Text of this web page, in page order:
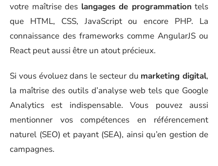
votre maîtrise des langages de programmation tels
que HTML, CSS, JavaScript ou encore PHP. La
connaissance des frameworks comme AngularJS ou
React peut aussi être un atout précieux.
Si vous évoluez dans le secteur du marketing digital,
la maîtrise des outils d’analyse web tels que Google
Analytics est indispensable. Vous pouvez aussi
mentionner vos compétences en référencement
naturel (SEO) et payant (SEA), ainsi qu’en gestion de
campagnes.